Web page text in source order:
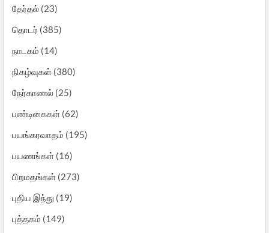
தேர்தல்(23)
தொடர் (385)
நாடகம் (14)
நிகழ்வுகள்(380)
நேர்காணல்(25)
பண்டிகைகள்(62)
பயங்கரவாதம் (195)
பயணங்கள்(16)
பிறமதங்கள்(273)
புதிய இந்து (19)
புத்தகம் (149)